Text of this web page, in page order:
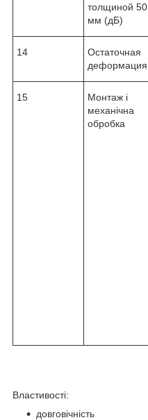
толщиной 50
мм (дБ)
14
Остаточная
деформация
15
Монтаж і
механічна
обробка
Властивості:
довговічність